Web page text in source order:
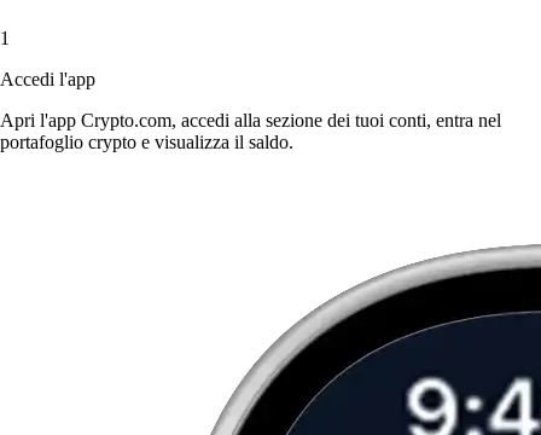
1
Accedi l'app
Apri l'app Crypto.com, accedi alla sezione dei tuoi conti, entra nel
portafoglio crypto e visualizza il saldo.